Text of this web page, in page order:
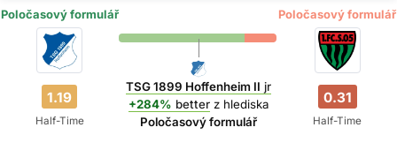
Poločasový formulář Poločasový formulář
1.19
Half-Time
TSG 1899 Hoffenheim II jr
+284% betterz hlediska
Poločasový formulář
0.31
Half-Time